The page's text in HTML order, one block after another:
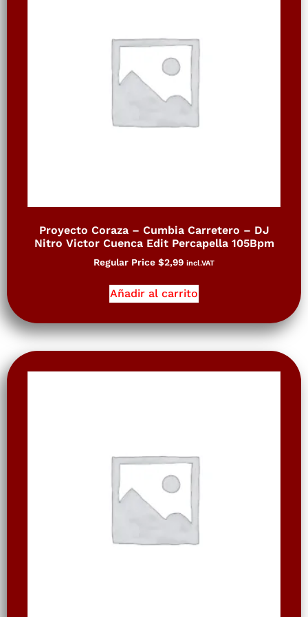
Proyecto Coraza – Cumbia Carretero – DJ
Nitro Victor Cuenca Edit Percapella 105Bpm
Regular Price $2,99 incl.VAT
Añadir al carrito